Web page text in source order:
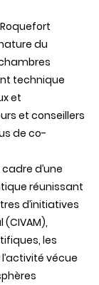
du
technique
et
et conseillers
de co-
d’une
réunissant
d’initiatives
les
vécue